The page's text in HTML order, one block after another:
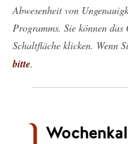
Abwesenheit von
Programms. Sie können
Schaltfläche klicken. Wenn
bitte.